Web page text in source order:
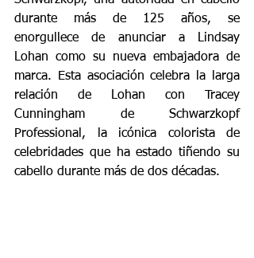
durante más de 125 años, se
enorgullece de anunciar a Lindsay
Lohan como su nueva embajadora de
marca. Esta asociación celebra la larga
relación de Lohan con Tracey
Cunningham de Schwarzkopf
Professional, la icónica colorista de
celebridades que ha estado tiñendo su
cabello durante más de dos décadas.